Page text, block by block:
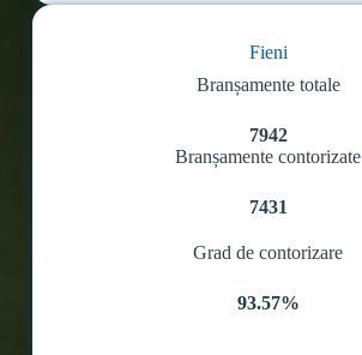
Fieni
Branșamente totale
7942
Branșamente contorizate
7431
Grad de contorizare
93.57%